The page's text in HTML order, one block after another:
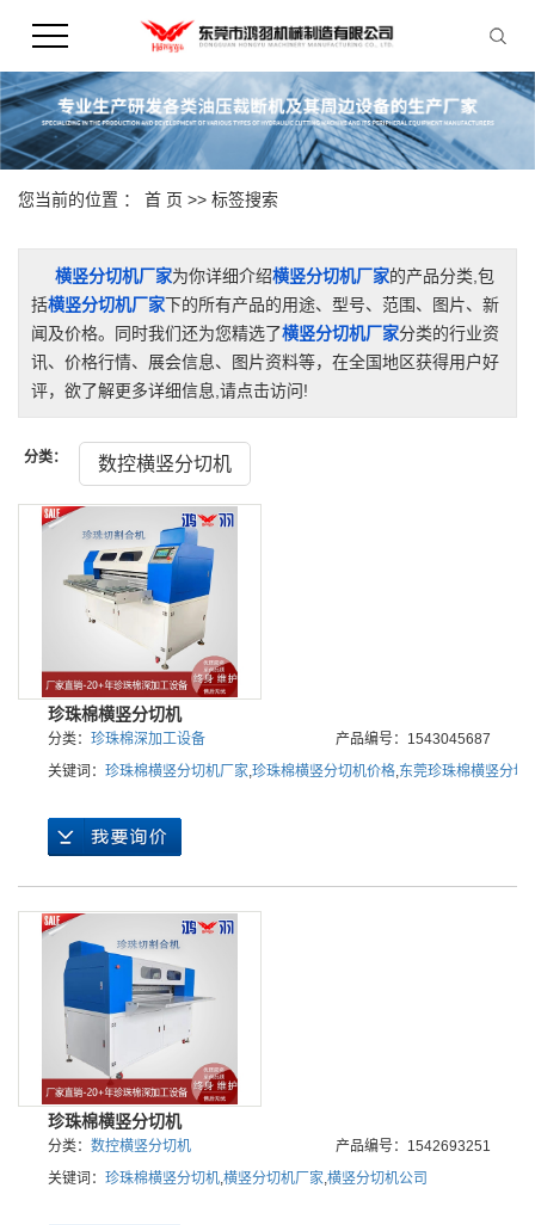
您当前的位置 ： 首 页 >> 标签搜索
横竖分切机厂家为你详细介绍横竖分切机厂家的产品分类,包
括横竖分切机厂家下的所有产品的用途、型号、范围、图片、新
闻及价格。同时我们还为您精选了横竖分切机厂家分类的行业资
讯、价格行情、展会信息、图片资料等，在全国地区获得用户好
评，欲了解更多详细信息,请点击访问!
分类： 数控横竖分切机
珍珠棉横竖分切机
分类： 珍珠棉深加工设备
产品编号：1543045687
关键词： 珍珠棉横竖分切机厂家 珍珠棉横竖分切机价格 东莞珍珠棉横竖分切
珍珠棉横竖分切机
分类： 数控横竖分切机
产品编号：1542693251
关键词： 珍珠棉横竖分切机 横竖分切机厂家 横竖分切机公司